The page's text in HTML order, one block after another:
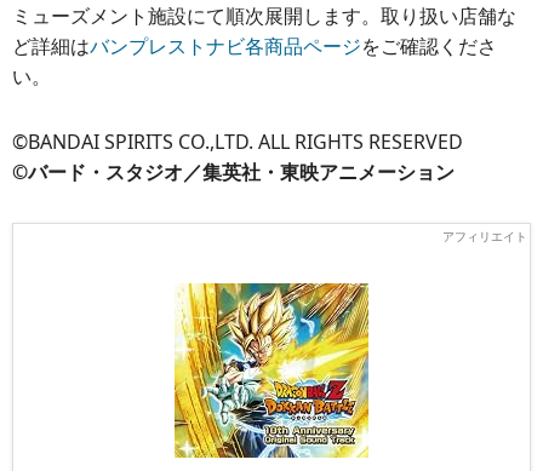
ミューズメント施設にて順次展開します。取り扱い店舗な
ど詳細はバンプレストナビ各商品ページをご確認くださ
い。
©BANDAI SPIRITS CO.,LTD. ALL RIGHTS RESERVED
©バード・スタジオ／集英社・東映アニメーション